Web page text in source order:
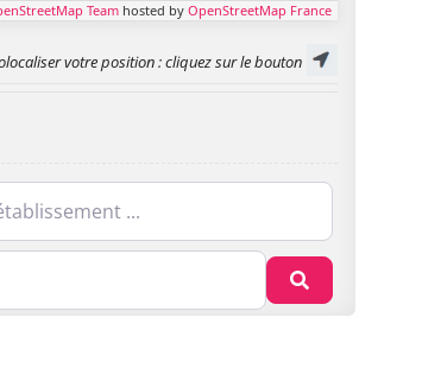
Team hosted by OpenStreetMap France
votre position: cliquez sur le bouton
...
Recherche